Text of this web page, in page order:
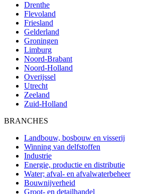
Drenthe
Flevoland
Friesland
Gelderland
Groningen
Limburg
Noord-Brabant
Noord-Holland
Overijssel
Utrecht
Zeeland
Zuid-Holland
BRANCHES
Landbouw, bosbouw en visserij
Winning van delfstoffen
Industrie
Energie, productie en distributie
Water; afval- en afvalwaterbeheer
Bouwnijverheid
Groot- en detailhandel